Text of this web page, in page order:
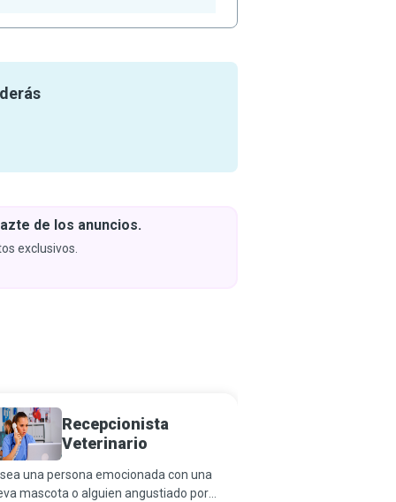
de los anuncios.
exclusivos.
Recepcionista
Veterinario
una persona emocionada con una
mascota o alguien angustiado por